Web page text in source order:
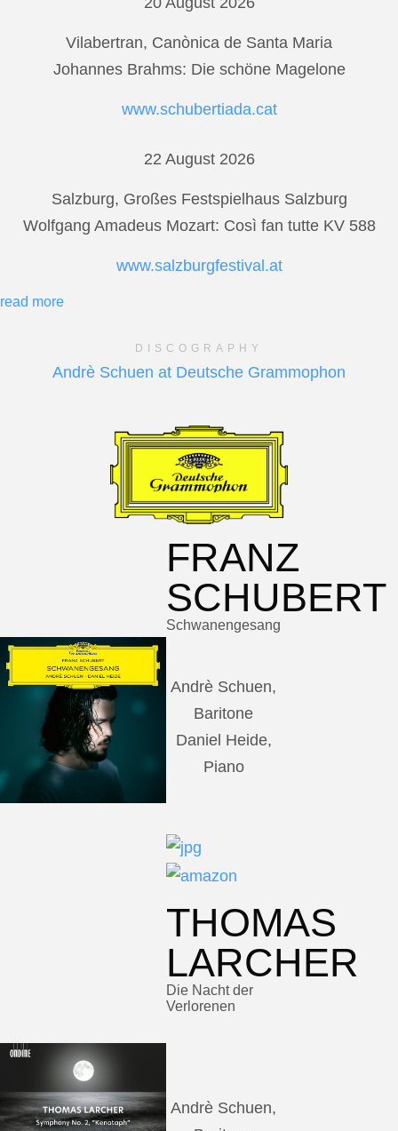
Vilabertran, Canònica de Santa Maria
Johannes Brahms: Die schöne Magelone
www.schubertiada.cat
22 August 2026
Salzburg, Großes Festspielhaus Salzburg
Wolfgang Amadeus Mozart: Così fan tutte KV 588
www.salzburgfestival.at
read more
DISCOGRAPHY
Andrè Schuen at Deutsche Grammophon
FRANZ
SCHUBERT
Schwanengesang
Andrè Schuen,
Baritone
Daniel Heide,
Piano
THOMAS
LARCHER
Die Nacht der
Verlorenen
Andrè Schuen,